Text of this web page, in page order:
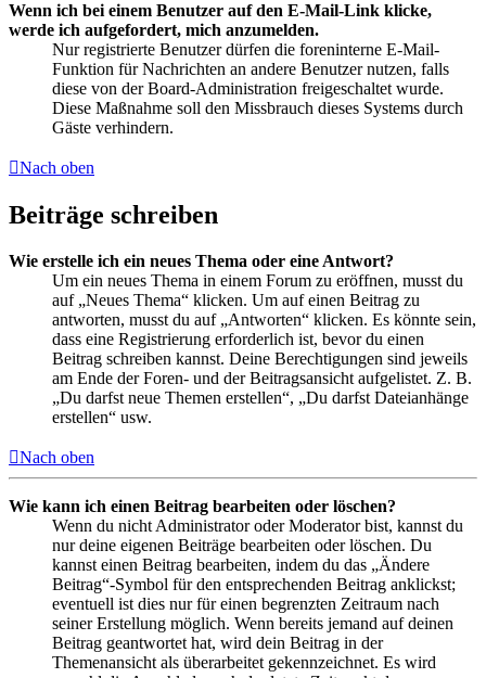
Wenn ich bei einem Benutzer auf den E-Mail-Link klicke,
werde ich aufgefordert, mich anzumelden.
Nur registrierte Benutzer dürfen die foreninterne E-Mail-
Funktion für Nachrichten an andere Benutzer nutzen, falls
diese von der Board-Administration freigeschaltet wurde.
Diese Maßnahme soll den Missbrauch dieses Systems durch
Gäste verhindern.
Nach oben
Beiträge schreiben
Wie erstelle ich ein neues Thema oder eine Antwort?
Um ein neues Thema in einem Forum zu eröffnen, musst du
auf „Neues Thema“ klicken. Um auf einen Beitrag zu
antworten, musst du auf „Antworten“ klicken. Es könnte sein,
dass eine Registrierung erforderlich ist, bevor du einen
Beitrag schreiben kannst. Deine Berechtigungen sind jeweils
am Ende der Foren- und der Beitragsansicht aufgelistet. Z. B.
„Du darfst neue Themen erstellen“, „Du darfst Dateianhänge
erstellen“ usw.
Nach oben
Wie kann ich einen Beitrag bearbeiten oder löschen?
Wenn du nicht Administrator oder Moderator bist, kannst du
nur deine eigenen Beiträge bearbeiten oder löschen. Du
kannst einen Beitrag bearbeiten, indem du das „Ändere
Beitrag“-Symbol für den entsprechenden Beitrag anklickst;
eventuell ist dies nur für einen begrenzten Zeitraum nach
seiner Erstellung möglich. Wenn bereits jemand auf deinen
Beitrag geantwortet hat, wird dein Beitrag in der
Themenansicht als überarbeitet gekennzeichnet. Es wird